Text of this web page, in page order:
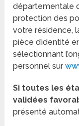
départementale
protection des
votre résidence,
pièce d’identité
sélectionnant
personnel sur
Si toutes les
validées
présenté